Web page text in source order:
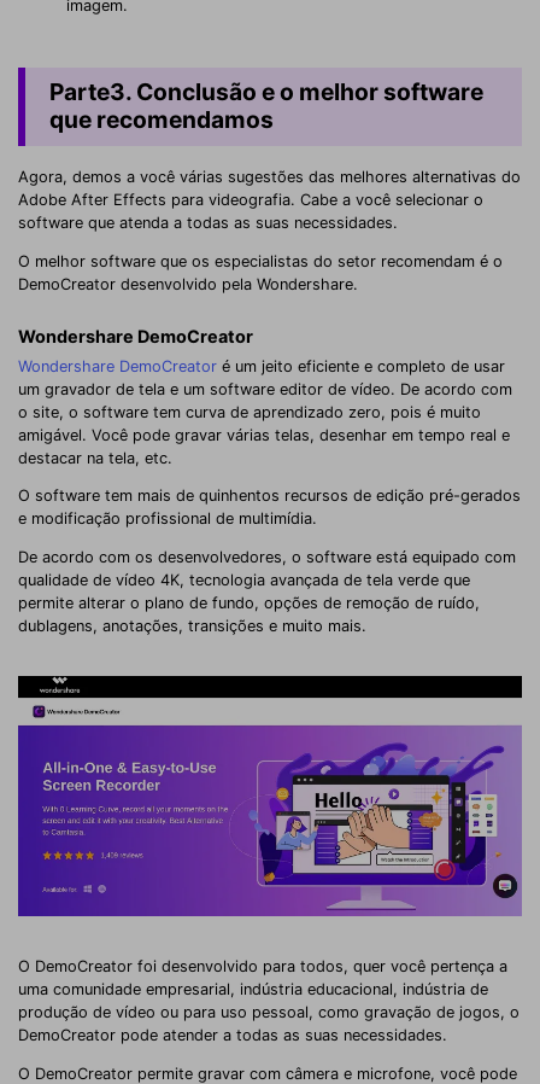
imagem.
Parte3. Conclusão e o melhor software
que recomendamos
Agora, demos a você várias sugestões das melhores alternativas do
Adobe After Effects para videografia. Cabe a você selecionar o
software que atenda a todas as suas necessidades.
O melhor software que os especialistas do setor recomendam é o
DemoCreator desenvolvido pela Wondershare.
Wondershare DemoCreator
Wondershare DemoCreator é um jeito eficiente e completo de usar
um gravador de tela e um software editor de vídeo. De acordo com
o site, o software tem curva de aprendizado zero, pois é muito
amigável. Você pode gravar várias telas, desenhar em tempo real e
destacar na tela, etc.
O software tem mais de quinhentos recursos de edição pré-gerados
e modificação profissional de multimídia.
De acordo com os desenvolvedores, o software está equipado com
qualidade de vídeo 4K, tecnologia avançada de tela verde que
permite alterar o plano de fundo, opções de remoção de ruído,
dublagens, anotações, transições e muito mais.
O DemoCreator foi desenvolvido para todos, quer você pertença a
uma comunidade empresarial, indústria educacional, indústria de
produção de vídeo ou para uso pessoal, como gravação de jogos, o
DemoCreator pode atender a todas as suas necessidades.
O DemoCreator permite gravar com câmera e microfone, você pode